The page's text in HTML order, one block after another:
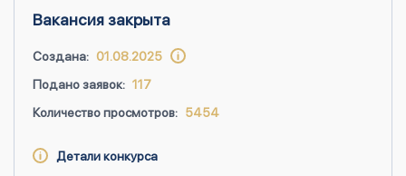
Вакансия закрыта
Создана: 01.08.2025
Подано заявок: 117
Количество просмотров: 5454
Детали конкурса